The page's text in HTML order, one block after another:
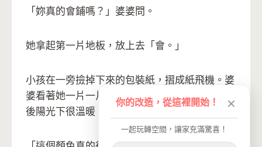
「妳真的會鋪嗎？」婆婆問。
她拿起第一片地板，放上去「會。」
小孩在一旁撿掉下來的包裝紙，摺成紙飛機。婆
婆看著她一片一片往前鋪，英倫灰橡的顏色在午
後陽光下很溫暖。
你的改造，從這裡開始！ ✕
一起玩轉空間，讓家充滿驚喜！